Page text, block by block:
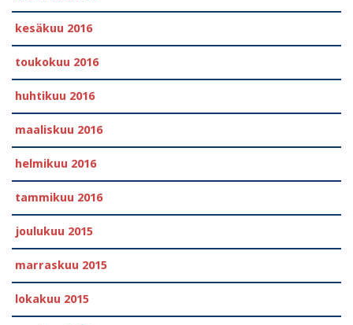
kesäkuu 2016
toukokuu 2016
huhtikuu 2016
maaliskuu 2016
helmikuu 2016
tammikuu 2016
joulukuu 2015
marraskuu 2015
lokakuu 2015